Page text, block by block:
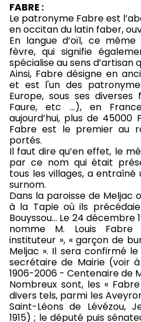
FABRE :
Le patronyme Fabre est
en occitan du latin faber,
En langue d’oïl, ce
fèvre, qui signifie
spécialise au sens d’artisan
Ainsi, Fabre désigne en
et est l'un des
Europe, sous ses diverses
Faure, etc ...), en
aujourd’hui, plus de
Fabre est le premier au
portés.
Il faut dire qu’en effet, le
par ce nom qui était
tous les villages, a entraîné
surnom.
Dans la paroisse de Meljac
à la Tapie où ils
Bouyssou… Le 24 décembre
nomme M. Louis Fabre
instituteur », « garçon de
Meljac ». Il sera confirmé
secrétaire de Mairie (voir
1906-2006 - Centenaire de
Nombreux sont, les «
divers tels, parmi les
Saint-Léons de Lévézou,
1915) ; le député puis